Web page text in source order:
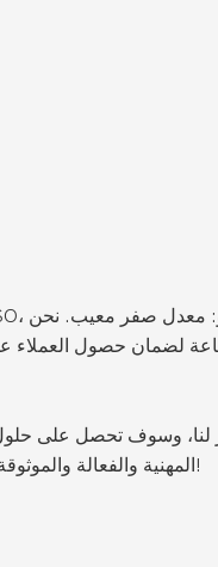
نحن
فقط على جودة المنتج، ولكن نهتم أيضًا باحتياجات العملاء ورضاهم. نحن نقدم خدمة
وسوف تحصل على حلول
المهنية والفعالة والموثوقة. دعونا خلق مستقبل أفضل معا!